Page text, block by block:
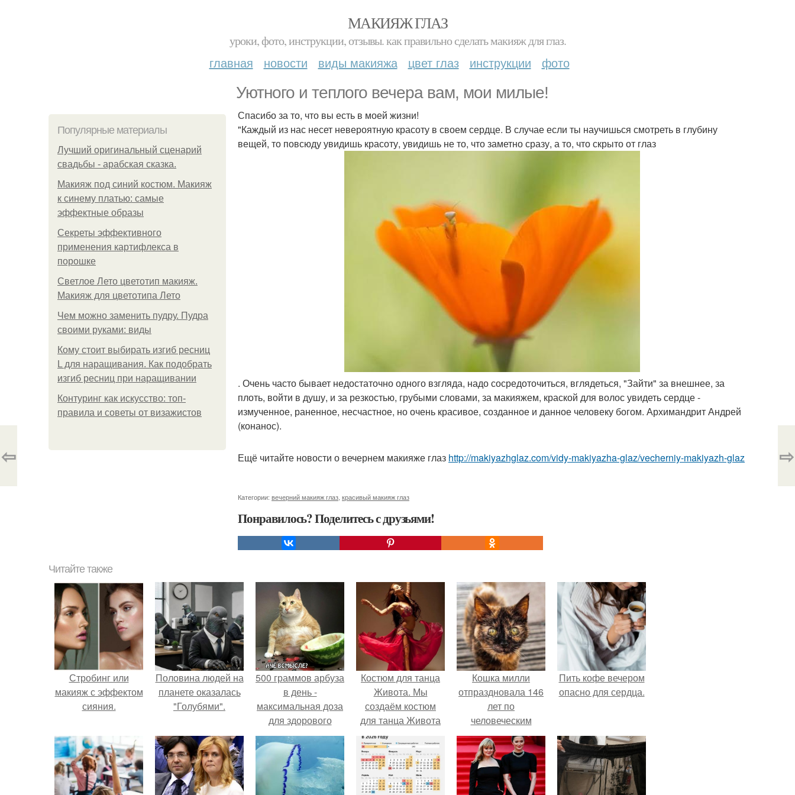
МАКИЯЖ ГЛАЗ
уроки, фото, инструкции, отзывы. как правильно сделать макияж для глаз.
главная новости виды макияжа цвет глаз инструкции фото
Уютного и теплого вечера вам, мои милые!
Популярные материалы
Лучший оригинальный сценарий
свадьбы - арабская сказка.
Макияж под синий костюм. Макияж
к синему платью: самые
эффектные образы
Секреты эффективного
применения картифлекса в
порошке
Светлое Лето цветотип макияж.
Макияж для цветотипа Лето
Чем можно заменить пудру. Пудра
своими руками: виды
Кому стоит выбирать изгиб ресниц
L для наращивания. Как подобрать
изгиб ресниц при наращивании
Контуринг как искусство: топ-
правила и советы от визажистов
Спасибо за то, что вы есть в моей жизни!
"Каждый из нас несет невероятную красоту в своем сердце. В случае если ты научишься смотреть в глубину
вещей, то повсюду увидишь красоту, увидишь не то, что заметно сразу, а то, что скрыто от глаз
. Очень часто бывает недостаточно одного взгляда, надо сосредоточиться, вглядеться, "Зайти" за внешнее, за
плоть, войти в душу, и за резкостью, грубыми словами, за макияжем, краской для волос увидеть сердце -
измученное, раненное, несчастное, но очень красивое, созданное и данное человеку богом. Архимандрит Андрей
(конанос).
Ещё читайте новости о вечернем макияже глаз http://makiyazhglaz.com/vidy-makiyazha-glaz/vecherniy-makiyazh-glaz
Категории: вечерний макияж глаз красивый макияж глаз
Понравилось? Поделитесь с друзьями!
⇦ ⇨
Читайте также
Стробинг или
макияж с эффектом
сияния.
Половина людей на
планете оказалась
"Голубями".
500 граммов арбуза
в день -
максимальная доза
для здорового
взрослого,
предупредили
врачи.
Костюм для танца
Живота. Мы
создаём костюм
для танца Живота
своими руками.
Кошка милли
отпраздновала 146
лет по
человеческим
Меркам и
претендует на
звание самой
старой в мире.
Пить кофе вечером
опасно для сердца.